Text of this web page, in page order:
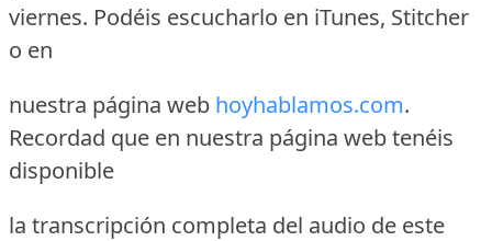
viernes. Podéis escucharlo en iTunes, Stitcher
o en
nuestra página web hoyhablamos.com.
Recordad que en nuestra página web tenéis
disponible
la transcripción completa del audio de este